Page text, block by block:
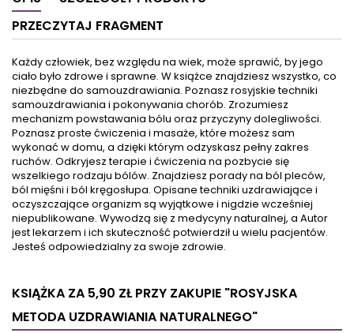
piramidę mieć zawsze przy
sobie i całą dobę korzystać z
jej dobroczynnej mocy? Co,
gdyby mieć receptę na
zdrowie i pokonanie
wszelkich chor&oacute;b w
jednym palcu... a właściwie
na nim? Pierścień Mocy WK
działa, jak piramida,
uaktywniając...
do tej pory wydawało ci się,
że nie masz czasu na
przygotowanie rytuałów i
rzucanie uroków, ta księga
jest idealna dla ciebie.
Szybkie zaklęcia, doskonale i
czytelnie uporządkowane,...
PRZECZYTAJ FRAGMENT
Każdy człowiek, bez względu na wiek, może sprawić, by jego
ciało było zdrowe i sprawne. W książce znajdziesz wszystko, co
niezbędne do samouzdrawiania. Poznasz rosyjskie techniki
samouzdrawiania i pokonywania chorób. Zrozumiesz
mechanizm powstawania bólu oraz przyczyny dolegliwości.
Poznasz proste ćwiczenia i masaże, które możesz sam
wykonać w domu, a dzięki którym odzyskasz pełny zakres
ruchów. Odkryjesz terapie i ćwiczenia na pozbycie się
wszelkiego rodzaju bólów. Znajdziesz porady na ból pleców,
ból mięśni i ból kręgosłupa. Opisane techniki uzdrawiające i
oczyszczające organizm są wyjątkowe i nigdzie wcześniej
niepublikowane. Wywodzą się z medycyny naturalnej, a Autor
jest lekarzem i ich skuteczność potwierdził u wielu pacjentów.
Jesteś odpowiedzialny za swoje zdrowie.
KSIĄŻKA ZA 5,90 ZŁPRZY ZAKUPIE "ROSYJSKA
METODA UZDRAWIANIA NATURALNEGO"